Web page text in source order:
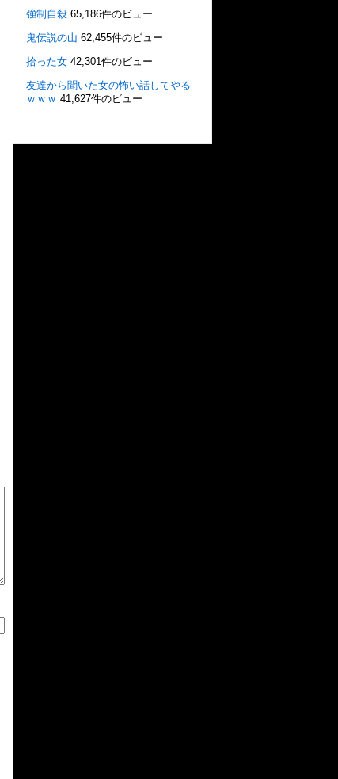
強制自殺 65,186件のビュー
鬼伝説の山 62,455件のビュー
拾った女 42,301件のビュー
友達から聞いた女の怖い話してやる
ｗｗｗ 41,627件のビュー